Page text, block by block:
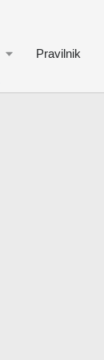
Pravilnik